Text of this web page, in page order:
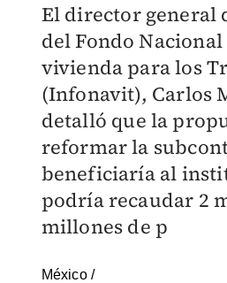
El director general
del Fondo Nacional
vivienda para los
(Infonavit), Carlos
detalló que la
reformar la
beneficiaría al
podría recaudar 2
millones de p
México/